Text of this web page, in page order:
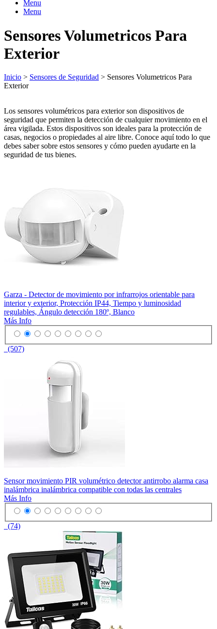
Menu
Menu
Sensores Volumetricos Para
Exterior
Inicio > Sensores de Seguridad > Sensores Volumetricos Para
Exterior
Los sensores volumétricos para exterior son dispositivos de
seguridad que permiten la detección de cualquier movimiento en el
área vigilada. Estos dispositivos son ideales para la protección de
casas, negocios o propiedades al aire libre. Conoce aquí todo lo que
debes saber sobre estos sensores y cómo pueden ayudarte en la
seguridad de tus bienes.
Garza - Detector de movimiento por infrarrojos orientable para
interior y exterior, Protección IP44, Tiempo y luminosidad
regulables, Ángulo detección 180º, Blanco
Más Info
(507)
Sensor movimiento PIR volumétrico detector antirrobo alarma casa
inalámbrica inalámbrica compatible con todas las centrales
Más Info
(74)